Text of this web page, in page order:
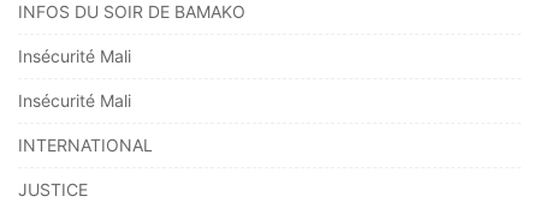
INFOS DU SOIR DE BAMAKO
Insécurité Mali
Insécurité Mali
INTERNATIONAL
JUSTICE